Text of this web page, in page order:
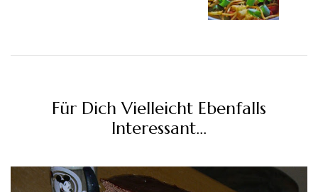
Für Dich Vielleicht Ebenfalls
Interessant...